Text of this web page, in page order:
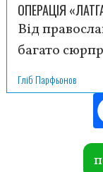
ОПЕРАЦІЯ
Від
багато
Гліб Парфьонов